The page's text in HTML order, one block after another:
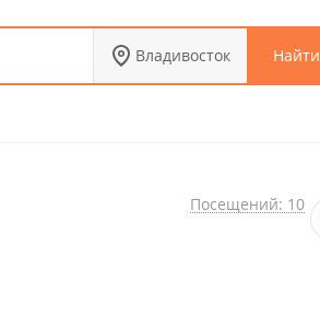
Владивосток Найти
Посещений: 10